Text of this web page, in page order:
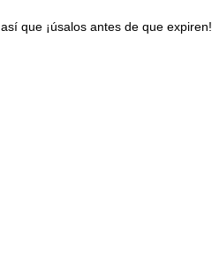
que ¡úsalos antes de que expiren!